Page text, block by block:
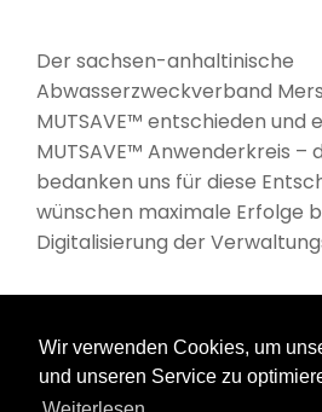
Wir verwenden Cookies, um
und unseren Service zu
Der sachsen-anhaltinische
Abwasserzweckverband
MUTSAVE™ entschieden
MUTSAVE™ Anwenderkreis –
bedanken uns für diese
wünschen maximale Erfolge
Digitalisierung der